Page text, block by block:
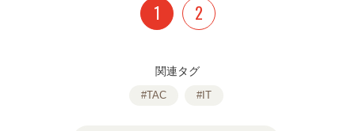
1 2
関連タグ
#TAC #IT